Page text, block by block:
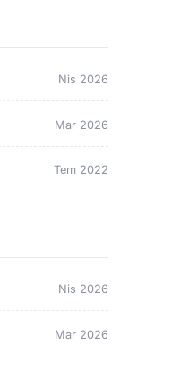
Nis 2026
Mar 2026
Tem 2022
Nis 2026
Mar 2026